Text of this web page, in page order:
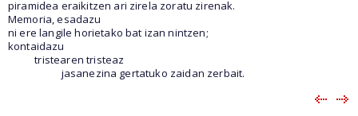
piramidea eraikitzen ari zirela zoratu zirenak.
Memoria, esadazu
ni ere langile horietako bat izan nintzen;
kontaidazu
tristearen tristeaz
jasanezina gertatuko zaidan zerbait.